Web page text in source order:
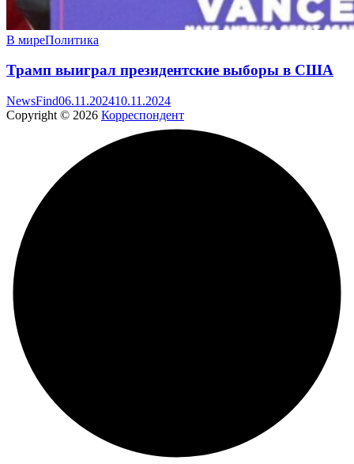
В миреПолитика
Трамп выиграл президентские выборы в США
NewsFind06.11.202410.11.2024
Copyright © 2026 Корреспондент